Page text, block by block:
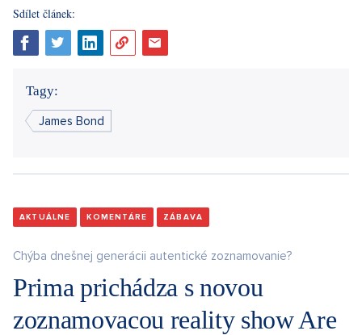
Sdílet článek:
Tagy:
James Bond
AKTUÁLNE KOMENTÁRE ZÁBAVA
Chýba dnešnej generácii autentické zoznamovanie?
Prima prichádza s novou
zoznamovacou reality show Are